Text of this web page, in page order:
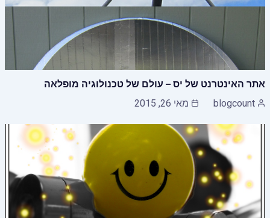
אתר האינטרנט של יס – עולם של טכנולוגיה מופלאה
blogcount מאי 26, 2015